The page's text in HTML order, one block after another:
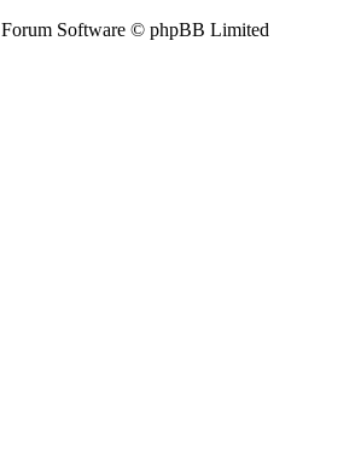
Forum Software © phpBB Limited